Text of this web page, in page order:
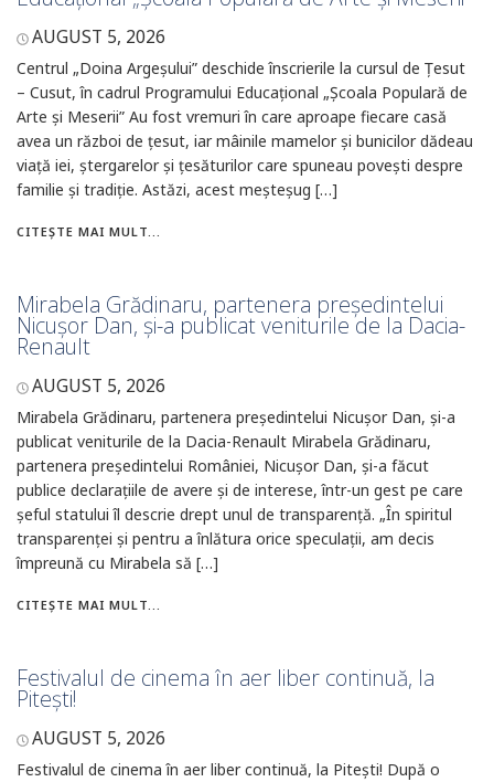
AUGUST 5, 2026
Centrul „Doina Argeșului” deschide înscrierile la cursul de Țesut
– Cusut, în cadrul Programului Educațional „Școala Populară de
Arte și Meserii” Au fost vremuri în care aproape fiecare casă
avea un război de țesut, iar mâinile mamelor și bunicilor dădeau
viață iei, ștergarelor și țesăturilor care spuneau povești despre
familie și tradiție. Astăzi, acest meșteșug […]
CITEȘTE MAI MULT...
Mirabela Grădinaru, partenera președintelui
Nicușor Dan, și-a publicat veniturile de la Dacia-
Renault
AUGUST 5, 2026
Mirabela Grădinaru, partenera președintelui Nicușor Dan, și-a
publicat veniturile de la Dacia-Renault Mirabela Grădinaru,
partenera președintelui României, Nicușor Dan, și-a făcut
publice declarațiile de avere și de interese, într-un gest pe care
șeful statului îl descrie drept unul de transparență. „În spiritul
transparenței și pentru a înlătura orice speculații, am decis
împreună cu Mirabela să […]
CITEȘTE MAI MULT...
Festivalul de cinema în aer liber continuă, la
Pitești!
AUGUST 5, 2026
Festivalul de cinema în aer liber continuă, la Pitești! După o